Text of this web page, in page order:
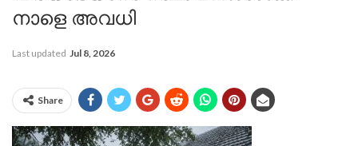
നാളെ അവധി ‌
Last updated Jul 8, 2026
Share